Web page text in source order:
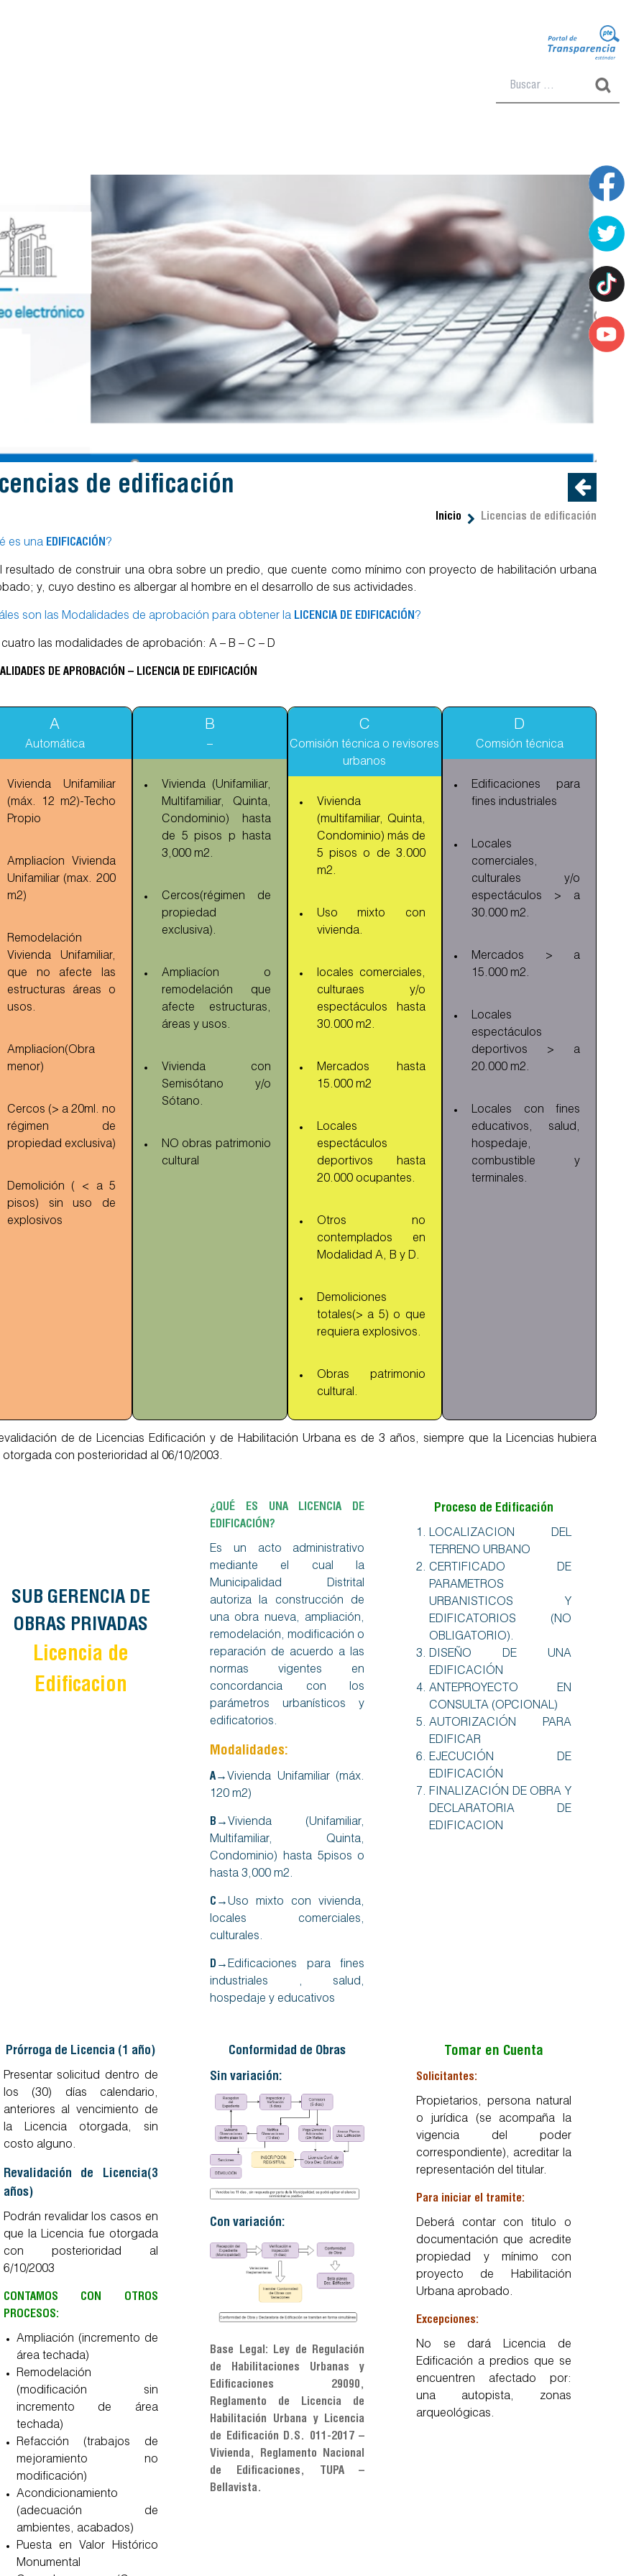
Buscar:
de edificación
Inicio Licencias de edificación
es una EDIFICACIÓN?
resultado de construir una obra sobre un predio, que cuente como mínimo con proyecto de habilitación urbana
y, cuyo destino es albergar al hombre en el desarrollo de sus actividades.
son las Modalidades de aprobación para obtener la LICENCIA DE EDIFICACIÓN?
cuatro las modalidades de aprobación: A – B – C – D
DE APROBACIÓN – LICENCIA DE EDIFICACIÓN
A
Automática
Vivienda Unifamiliar
(máx. 12 m2)-Techo
Propio
Ampliacíon Vivienda
Unifamiliar (max. 200
m2)
Remodelación
Vivienda Unifamiliar,
que no afecte las
estructuras áreas o
usos.
Ampliacíon(Obra
menor)
Cercos (> a 20ml. no
régimen de
propiedad exclusiva)
Demolición ( < a 5
pisos) sin uso de
explosivos
B
–
Vivienda (Unifamiliar,
Multifamiliar, Quinta,
Condominio) hasta
de 5 pisos p hasta
3,000 m2.
Cercos(régimen de
propiedad
exclusiva).
Ampliacíon o
remodelación que
afecte estructuras,
áreas y usos.
Vivienda con
Semisótano y/o
Sótano.
NO obras patrimonio
cultural
C
Comisión técnica o revisores
urbanos
Vivienda
(multifamiliar, Quinta,
Condominio) más de
5 pisos o de 3.000
m2.
Uso mixto con
vivienda.
locales comerciales,
culturaes y/o
espectáculos hasta
30.000 m2.
Mercados hasta
15.000 m2
Locales
espectáculos
deportivos hasta
20.000 ocupantes.
Otros no
contemplados en
Modalidad A, B y D.
Demoliciones
totales(> a 5) o que
requiera explosivos.
Obras patrimonio
cultural.
D
Comsión técnica
Edificaciones para
fines industriales
Locales
comerciales,
culturales y/o
espectáculos > a
30.000 m2.
Mercados > a
15.000 m2.
Locales
espectáculos
deportivos > a
20.000 m2.
Locales con fines
educativos, salud,
hospedaje,
combustible y
terminales.
de de Licencias Edificación y de Habilitación Urbana es de 3 años, siempre que la Licencias hubiera
otorgada con posterioridad al 06/10/2003.
SUB GERENCIA DE
OBRAS PRIVADAS
Licencia de
Edificacion
¿QUÉ ES UNA LICENCIA DE
EDIFICACIÓN?
Es un acto administrativo
mediante el cual la
Municipalidad Distrital
autoriza la construcción de
una obra nueva, ampliación,
remodelación, modificación o
reparación de acuerdo a las
normas vigentes en
concordancia con los
parámetros urbanísticos y
edificatorios.
Modalidades:
A→ Vivienda Unifamiliar (máx.
120 m2)
B→ Vivienda (Unifamiliar,
Multifamiliar, Quinta,
Condominio) hasta 5pisos o
hasta 3,000 m2.
C→Uso mixto con vivienda,
locales comerciales,
culturales.
D→Edificaciones para fines
industriales , salud,
hospedaje y educativos
Proceso de Edificación
LOCALIZACION DEL
TERRENO URBANO
CERTIFICADO DE
PARAMETROS
URBANISTICOS Y
EDIFICATORIOS (NO
OBLIGATORIO).
DISEÑO DE UNA
EDIFICACIÓN
ANTEPROYECTO EN
CONSULTA (OPCIONAL)
AUTORIZACIÓN PARA
EDIFICAR
EJECUCIÓN DE
EDIFICACIÓN
FINALIZACIÓN DE OBRA Y
DECLARATORIA DE
EDIFICACION
Prórroga de Licencia (1 año)
Presentar solicitud dentro de
los (30) días calendario,
anteriores al vencimiento de
la Licencia otorgada, sin
costo alguno.
Revalidación de Licencia(3
años)
Podrán revalidar los casos en
que la Licencia fue otorgada
con posterioridad al
6/10/2003
CONTAMOS CON OTROS
PROCESOS:
Ampliación (incremento de
área techada)
Remodelación
(modificación sin
incremento de área
techada)
Refacción (trabajos de
mejoramiento no
modificación)
Acondicionamiento
(adecuación de
ambientes, acabados)
Puesta en Valor Histórico
Monumental
Conformidad de Obras
Sin variación:
Con variación:
Base Legal: Ley de Regulación
de Habilitaciones Urbanas y
Edificaciones 29090,
Reglamento de Licencia de
Habilitación Urbana y Licencia
de Edificación D.S. 011-2017 –
Vivienda, Reglamento Nacional
de Edificaciones, TUPA –
Bellavista.
Tomar en Cuenta
Solicitantes:
Propietarios, persona natural
o jurídica (se acompaña la
vigencia del poder
correspondiente), acreditar la
representación del titular.
Para iniciar el tramite:
Deberá contar con titulo o
documentación que acredite
propiedad y mínimo con
proyecto de Habilitación
Urbana aprobado.
Excepciones:
No se dará Licencia de
Edificación a predios que se
encuentren afectado por:
una autopista, zonas
arqueológicas.